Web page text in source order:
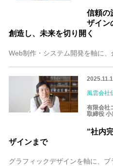
信頼の
ザイン
創造し、未来を切り開く
風雲会社
有限会社
取締役 小
“社内
ザインまで